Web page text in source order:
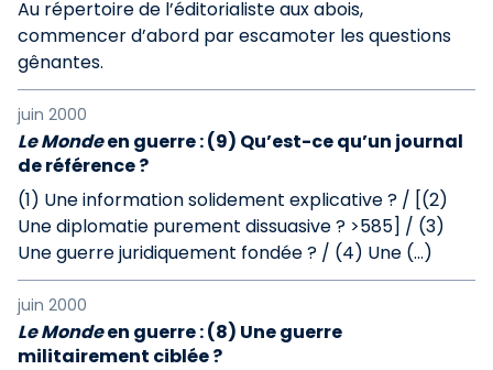
Au répertoire de l’éditorialiste aux abois,
commencer d’abord par escamoter les questions
gênantes.
juin 2000
Le Mondeen guerre : (9) Qu’est-ce qu’un journal
de référence ?
(1) Une information solidement explicative ? / [(2)
Une diplomatie purement dissuasive ? >585] / (3)
Une guerre juridiquement fondée ? / (4) Une (…)
juin 2000
Le Mondeen guerre : (8) Une guerre
militairement ciblée ?